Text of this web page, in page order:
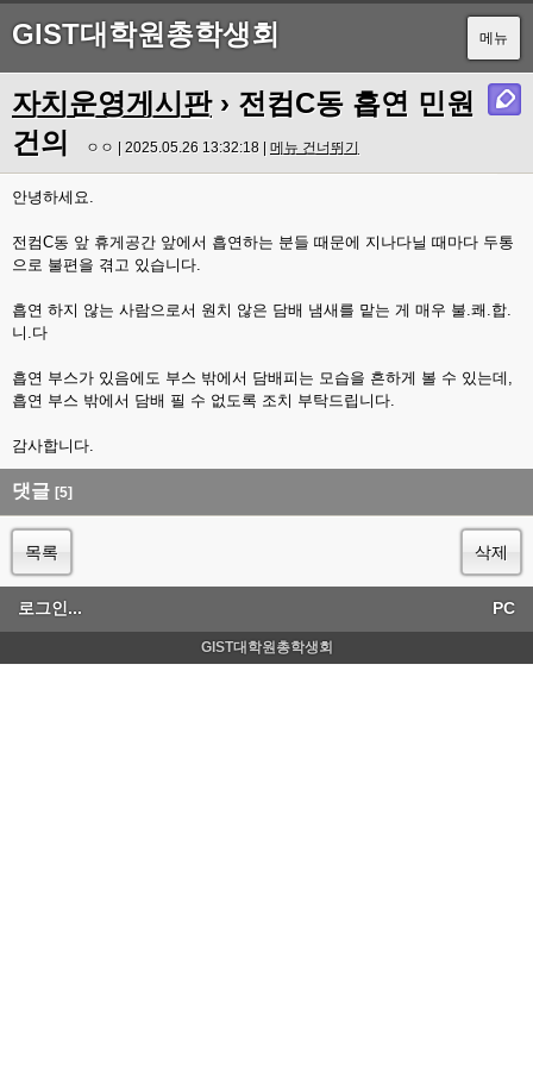
GIST대학원총학생회 메뉴
자치운영게시판› 전컴C동 흡연 민원
건의
ㅇㅇ | 2025.05.26 13:32:18 | 메뉴 건너뛰기
안녕하세요.
전컴C동 앞 휴게공간 앞에서 흡연하는 분들 때문에 지나다닐 때마다 두통
으로 불편을 겪고 있습니다.
흡연 하지 않는 사람으로서 원치 않은 담배 냄새를 맡는 게 매우 불.쾌.합.
니.다
흡연 부스가 있음에도 부스 밖에서 담배피는 모습을 흔하게 볼 수 있는데,
흡연 부스 밖에서 담배 필 수 없도록 조치 부탁드립니다.
감사합니다.
댓글 [5]
목록 삭제
로그인... PC
GIST대학원총학생회